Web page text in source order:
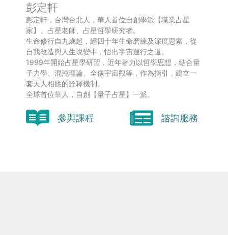
彭定軒
彭定軒，台灣台北人，華人首位自創學派【職業占星
家】、占星老師、占星哲學研究者。
生命修行自九歲起，經四十年生命磨練及深度思索，從
自我改造與人生蛻變中，悟出宇宙運行之道。
1999年開始占星學研習，近年著力以哲學思想，結合量
子力學、混沌理論、全像宇宙觀等，作為指引，建立一
套天人相應的詮釋機制。
全球首位華人，自創【量子占星】一派。
參與課程 諮詢服務